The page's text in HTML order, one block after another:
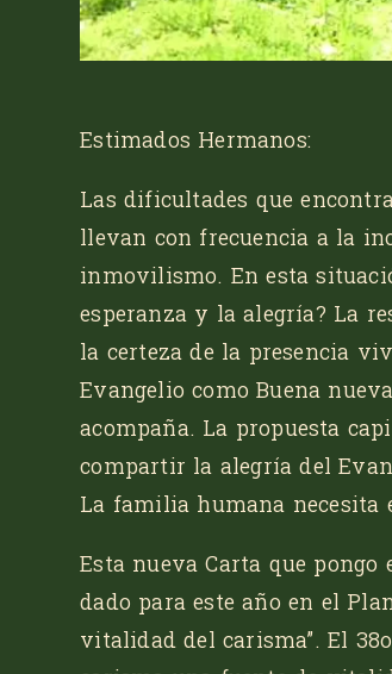
Estimados Hermanos:
Las dificultades que
llevan con frecuencia a la
inmovilismo. En esta
esperanza y la alegría? La
la certeza de la presencia
Evangelio como Buena
acompaña. La propuesta
compartir la alegría del
La familia humana necesita
Esta nueva Carta que
dado para este año en el
vitalidad del carisma”. El